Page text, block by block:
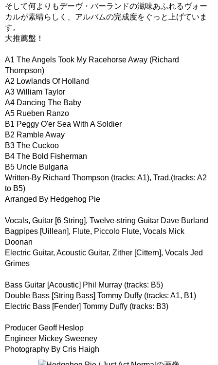
そして何よりもデーヴ・バーランドの滋味あふれるヴォー
カルが素晴らしく、アルバムの完成度をぐっと上げていま
す。
大推薦盤！
A1 The Angels Took My Racehorse Away (Richard
Thompson)
A2 Lowlands Of Holland
A3 William Taylor
A4 Dancing The Baby
A5 Rueben Ranzo
B1 Peggy O'er Sea With A Soldier
B2 Ramble Away
B3 The Cuckoo
B4 The Bold Fisherman
B5 Uncle Bulgaria
Written-By Richard Thompson (tracks: A1), Trad.(tracks: A2
to B5)
Arranged By Hedgehog Pie
Vocals, Guitar [6 String], Twelve-string Guitar Dave Burland
Bagpipes [Uillean], Flute, Piccolo Flute, Vocals Mick
Doonan
Electric Guitar, Acoustic Guitar, Zither [Cittern], Vocals Jed
Grimes
Bass Guitar [Acoustic] Phil Murray (tracks: B5)
Double Bass [String Bass] Tommy Duffy (tracks: A1, B1)
Electric Bass [Fender] Tommy Duffy (tracks: B3)
Producer Geoff Heslop
Engineer Mickey Sweeney
Photography By Cris Haigh